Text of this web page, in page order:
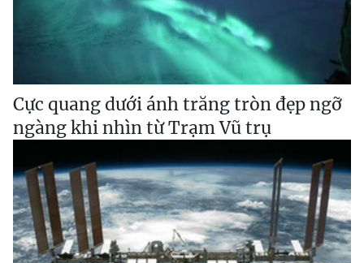
Cực quang dưới ánh trăng tròn đẹp ngỡ
ngàng khi nhìn từ Trạm Vũ trụ